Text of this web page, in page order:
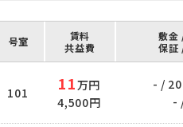
号室
賃料
共益費
敷金
保証
101 11万円
4,500円
- /
-